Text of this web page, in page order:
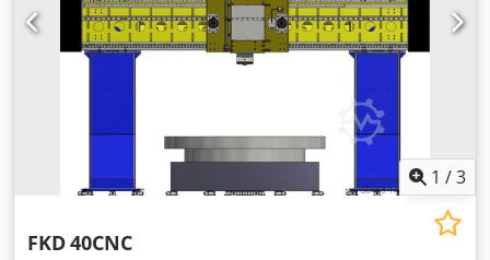
1 /3
FKD40CNC